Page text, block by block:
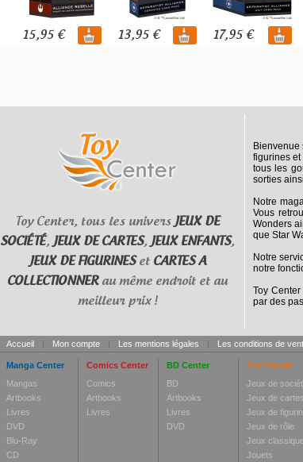
15,95 € 13,95 € 17,95 €
Toy Center, tous les univers JEUX DE
SOCIÉTÉ, JEUX DE CARTES, JEUX ENFANTS,
JEUX DE FIGURINESet CARTES A
COLLECTIONNERau même endroit et au
meilleur prix !
figurines
tous les
sorties
Notre
Vous
Wonders
que Star
Notre
notre
Toy
par des
Accueil | Mon compte | Les mentions légales | Les conditions de
Manga Center
Mangas
Artbooks
Livres
DVD
Blu-Ray
CD
Comics Center
Comics
Artbooks
Livres
BD Center
BD
Artbooks
Livres
DVD
Toy Center
Jeux de
Jeux de cartes
Jeux de
Jeux de rôle
Jeux
Jouets